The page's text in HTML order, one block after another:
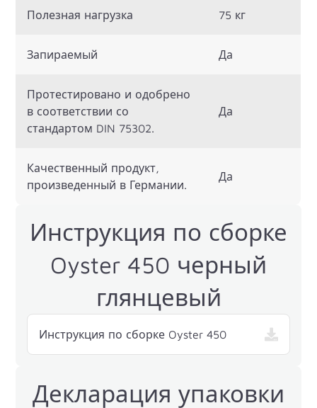
Полезная нагрузка 75 кг
Запираемый Да
Протестировано и одобрено
в соответствии со
стандартом DIN 75302.
Да
Качественный продукт,
произведенный в Германии.
Да
Инструкция по сборке
Oyster 450 черный
глянцевый
Инструкция по сборке Oyster 450
Декларация упаковки